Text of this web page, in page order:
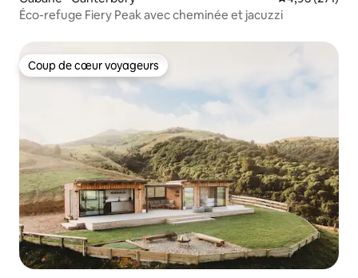
Éco-refuge Fiery Peak avec cheminée et jacuzzi
Coup de cœur voyageurs
Coup de cœur voyageurs